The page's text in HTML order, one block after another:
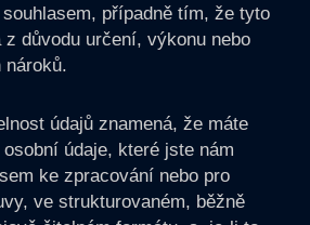
případně tím, že tyto
z důvodu určení, výkonu nebo
nároků.
údajů znamená, že máte
údaje, které jste nám
ke zpracování nebo pro
ve strukturovaném, běžně